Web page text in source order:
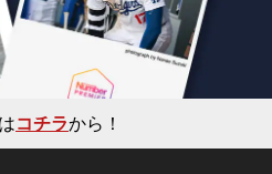
コチラから！